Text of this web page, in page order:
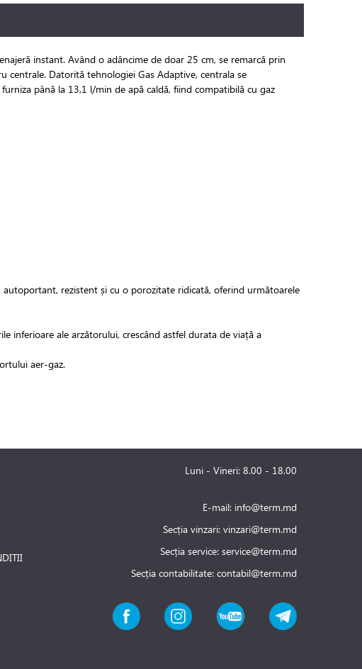
instant. Având o adâncime de doar 25 cm, se remarcă prin
Datorită tehnologiei Gas Adaptive, centrala se
până la 13,1 l/min de apă caldă, fiind compatibilă cu gaz
rezistent și cu o porozitate ridicată, oferind următoarele
inferioare ale arzătorului, crescând astfel durata de viață a
aer-gaz.
Luni - Vineri: 8.00 - 18.00
E-mail: info@term.md
Secția vinzari: vinzari@term.md
Secția service: service@term.md
Secția contabilitate: contabil@term.md